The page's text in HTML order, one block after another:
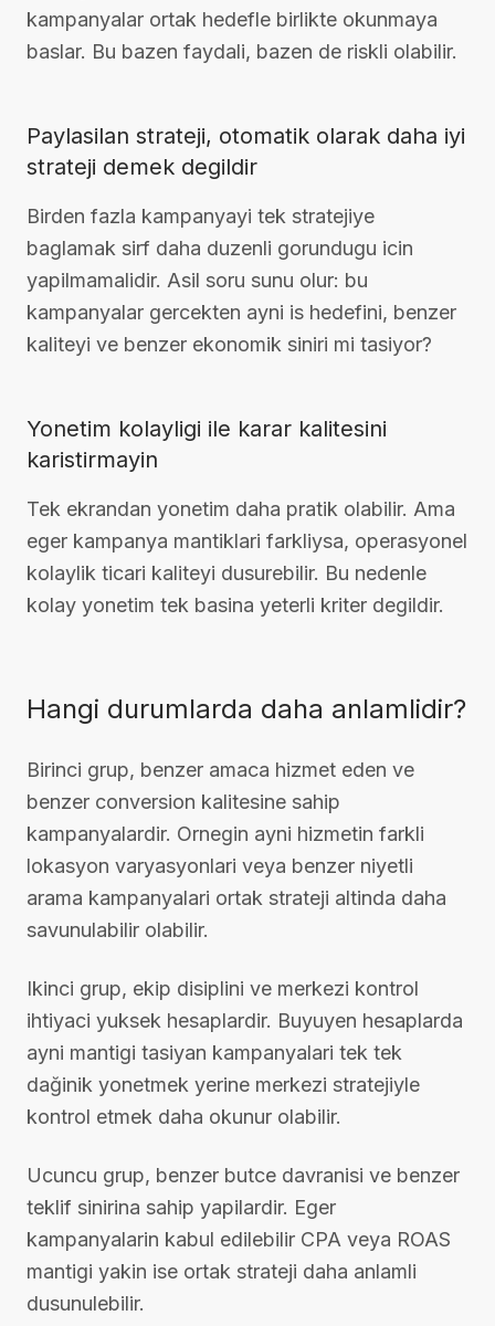
kampanyalar ortak hedefle birlikte okunmaya
baslar. Bu bazen faydali, bazen de riskli olabilir.
Paylasilan strateji, otomatik olarak daha iyi
strateji demek degildir
Birden fazla kampanyayi tek stratejiye
baglamak sirf daha duzenli gorundugu icin
yapilmamalidir. Asil soru sunu olur: bu
kampanyalar gercekten ayni is hedefini, benzer
kaliteyi ve benzer ekonomik siniri mi tasiyor?
Yonetim kolayligi ile karar kalitesini
karistirmayin
Tek ekrandan yonetim daha pratik olabilir. Ama
eger kampanya mantiklari farkliysa, operasyonel
kolaylik ticari kaliteyi dusurebilir. Bu nedenle
kolay yonetim tek basina yeterli kriter degildir.
Hangi durumlarda daha anlamlidir?
Birinci grup, benzer amaca hizmet eden ve
benzer conversion kalitesine sahip
kampanyalardir. Ornegin ayni hizmetin farkli
lokasyon varyasyonlari veya benzer niyetli
arama kampanyalari ortak strateji altinda daha
savunulabilir olabilir.
Ikinci grup, ekip disiplini ve merkezi kontrol
ihtiyaci yuksek hesaplardir. Buyuyen hesaplarda
ayni mantigi tasiyan kampanyalari tek tek
dağinik yonetmek yerine merkezi stratejiyle
kontrol etmek daha okunur olabilir.
Ucuncu grup, benzer butce davranisi ve benzer
teklif sinirina sahip yapilardir. Eger
kampanyalarin kabul edilebilir CPA veya ROAS
mantigi yakin ise ortak strateji daha anlamli
dusunulebilir.